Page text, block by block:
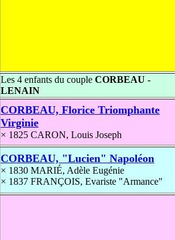
Les 4 enfants du couple CORBEAU -
LENAIN
CORBEAU, Florice Triomphante
Virginie
× 1825 CARON, Louis Joseph
CORBEAU, "Lucien" Napoléon
× 1830 MARIÉ, Adèle Eugénie
× 1837 FRANÇOIS, Evariste "Armance"